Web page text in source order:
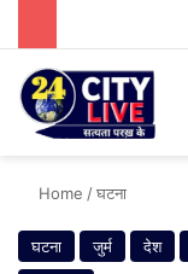
Home /घटना
घटना जुर्म देश